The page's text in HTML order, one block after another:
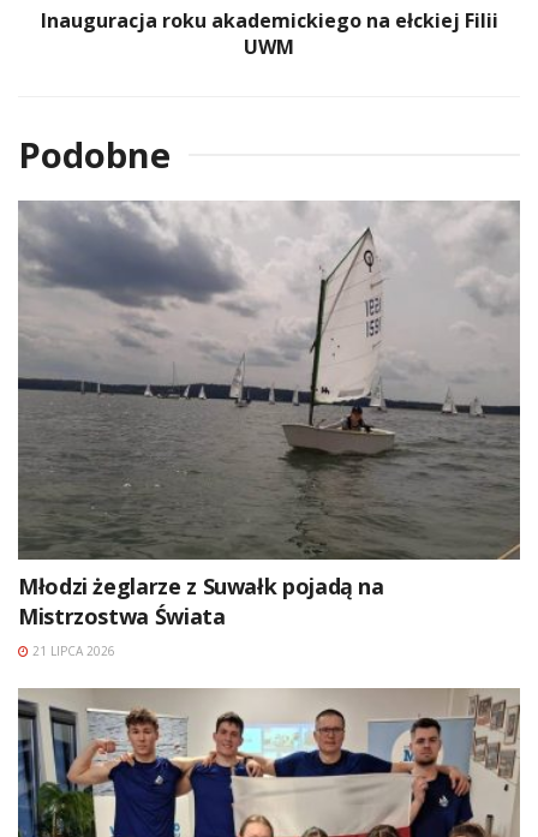
Inauguracja roku akademickiego na ełckiej Filii
UWM
Podobne
Młodzi żeglarze z Suwałk pojadą na
Mistrzostwa Świata
21 LIPCA 2026